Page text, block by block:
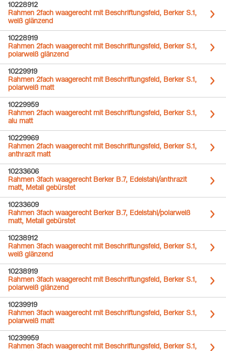
10228912
Rahmen 2fach waagerecht mit Beschriftungsfeld, Berker S.1,
weiß glänzend
10228919
Rahmen 2fach waagerecht mit Beschriftungsfeld, Berker S.1,
polarweiß glänzend
10229919
Rahmen 2fach waagerecht mit Beschriftungsfeld, Berker S.1,
polarweiß matt
10229959
Rahmen 2fach waagerecht mit Beschriftungsfeld, Berker S.1,
alu matt
10229969
Rahmen 2fach waagerecht mit Beschriftungsfeld, Berker S.1,
anthrazit matt
10233606
Rahmen 3fach waagerecht Berker B.7, Edelstahl/anthrazit
matt, Metall gebürstet
10233609
Rahmen 3fach waagerecht Berker B.7, Edelstahl/polarweiß
matt, Metall gebürstet
10238912
Rahmen 3fach waagerecht mit Beschriftungsfeld, Berker S.1,
weiß glänzend
10238919
Rahmen 3fach waagerecht mit Beschriftungsfeld, Berker S.1,
polarweiß glänzend
10239919
Rahmen 3fach waagerecht mit Beschriftungsfeld, Berker S.1,
polarweiß matt
10239959
Rahmen 3fach waagerecht mit Beschriftungsfeld, Berker S.1,